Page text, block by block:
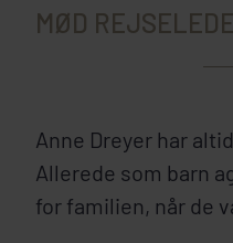
MØD
Anne Dreyer har
Allerede som barn
for familien, når de